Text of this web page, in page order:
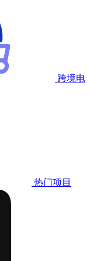
跨境电
热门项目